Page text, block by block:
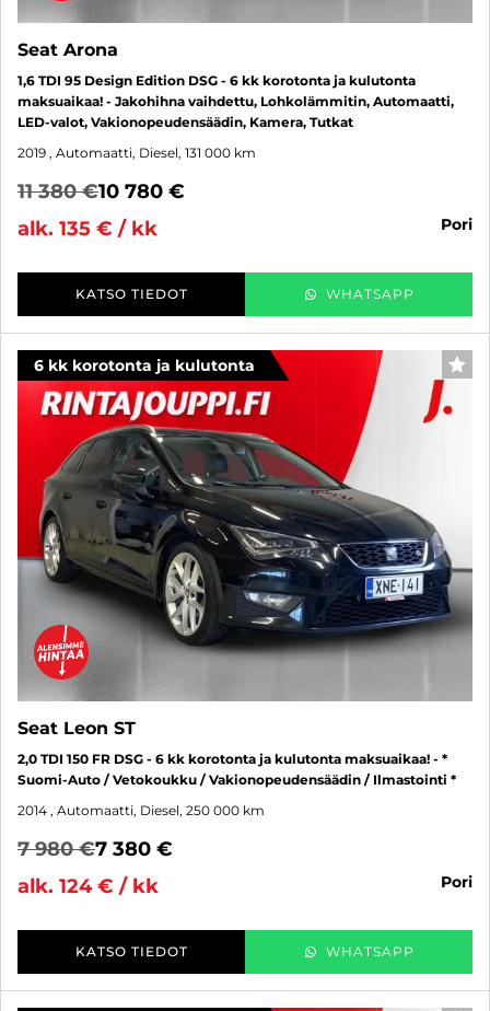
Seat Arona
1,6 TDI 95 Design Edition DSG - 6 kk korotonta ja kulutonta
maksuaikaa! - Jakohihna vaihdettu, Lohkolämmitin, Automaatti,
LED-valot, Vakionopeudensäädin, Kamera, Tutkat
2019 , Automaatti, Diesel, 131 000 km
11 380 €10 780 €
alk. 135 € / kk
pori
KATSO TIEDOT WHATSAPP
6 kk korotonta ja kulutonta
Seat Leon ST
2,0 TDI 150 FR DSG - 6 kk korotonta ja kulutonta maksuaikaa! - *
Suomi-Auto / Vetokoukku / Vakionopeudensäädin / Ilmastointi *
2014 , Automaatti, Diesel, 250 000 km
7 980 €7 380 €
alk. 124 € / kk
pori
KATSO TIEDOT WHATSAPP